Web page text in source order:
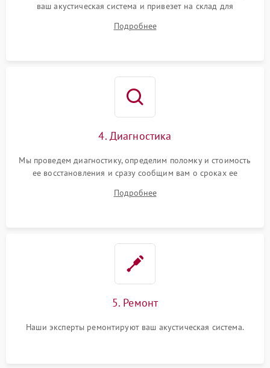
ваш акустическая система и привезет на склад для
Подробнее
4. Диагностика
Мы проведем диагностику, определим поломку и стоимость
ее восстановления и сразу сообщим вам о сроках ее
Подробнее
5. Ремонт
Наши эксперты ремонтируют ваш акустическая система.